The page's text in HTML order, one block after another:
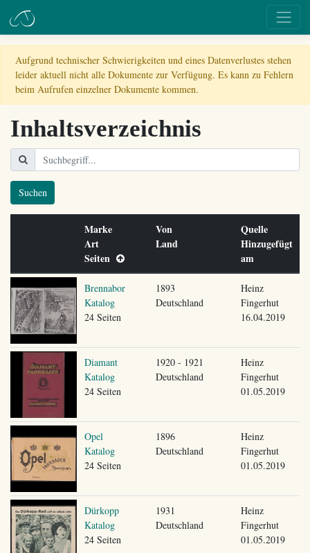
Aufgrund technischer Schwierigkeiten und eines Datenverlustes stehen
leider aktuell nicht alle Dokumente zur Verfügung. Es kann zu Fehlern
beim Aufrufen einzelner Dokumente kommen.
Inhaltsverzeichnis
Suchen
Marke
Art
Seiten
Von
Land
Quelle
Hinzugefügt
am
Brennabor
Katalog
24 Seiten
1893
Deutschland
Heinz
Fingerhut
16.04.2019
Diamant
Katalog
24 Seiten
1920 - 1921
Deutschland
Heinz
Fingerhut
01.05.2019
Opel
Katalog
24 Seiten
1896
Deutschland
Heinz
Fingerhut
01.05.2019
Dürkopp
Katalog
24 Seiten
1931
Deutschland
Heinz
Fingerhut
01.05.2019